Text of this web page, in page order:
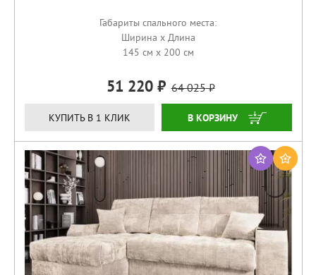
Габариты спального места:
Ширина x Длина
145 см x 200 см
51 220 64 025
КУПИТЬ В 1 КЛИК ЗАКАЗАТЬ